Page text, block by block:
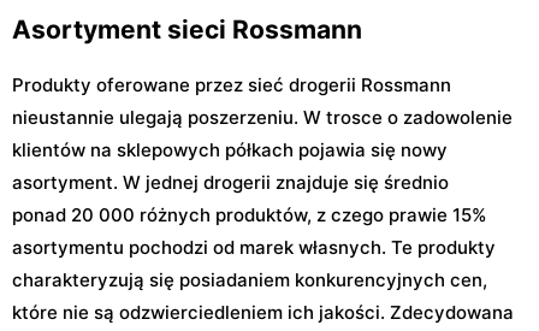
Asortyment sieci Rossmann
Produkty oferowane przez sieć drogerii Rossmann
nieustannie ulegają poszerzeniu. W trosce o zadowolenie
klientów na sklepowych półkach pojawia się nowy
asortyment. W jednej drogerii znajduje się średnio
ponad 20 000 różnych produktów, z czego prawie 15%
asortymentu pochodzi od marek własnych. Te produkty
charakteryzują się posiadaniem konkurencyjnych cen,
które nie są odzwierciedleniem ich jakości. Zdecydowana